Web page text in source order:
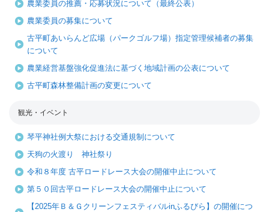
農業委員の推薦・応募状況について（最終公表）
農業委員の募集について
古平町あいらんど広場（パークゴルフ場）指定管理候補者の募集
について
農業経営基盤強化促進法に基づく地域計画の公表について
古平町森林整備計画の変更について
観光・イベント
琴平神社例大祭における交通規制について
天狗の火渡り 神社祭り
令和８年度 古平ロードレース大会の開催中止について
第５０回古平ロードレース大会の開催中止について
【2025年Ｂ＆Ｇクリーンフェスティバルinふるびら】の開催につ